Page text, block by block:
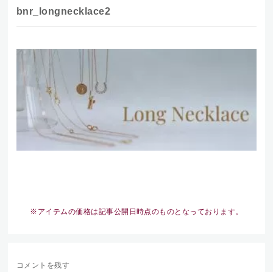
bnr_longnecklace2
※アイテムの価格は記事公開日時点のものとなっております。
コメントを残す